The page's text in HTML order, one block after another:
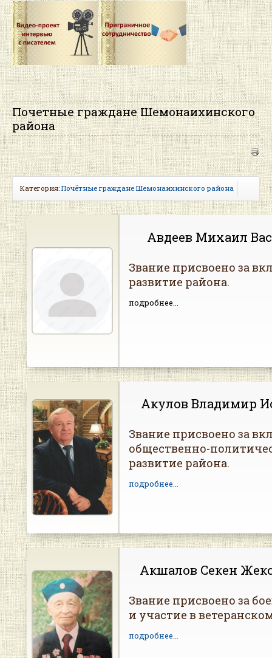
Почетные граждане Шемонаихинского
района
Категория: Почётные граждане Шемонаихинского района
Авдеев Михаил
Звание присвоено за
развитие района.
подробнее...
Акулов Владимир
Звание присвоено за
общественно-
развитие района.
подробнее...
Акшалов Секен
Звание присвоено за
и участие в
подробнее...